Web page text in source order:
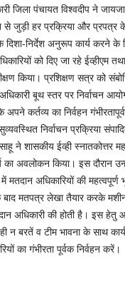
जिला पंचायत विश्वदीप ने
से जुड़ी हर प्रक्रिया और प्रपत्र
निर्देश अनुरूप कार्य करने के
को दिए जा रहे ईव्हीएम
किया। प्रशिक्षण सत्र को
बूथ स्तर पर निर्वाचन
कर्तव्य का निर्वहन
निर्वाचन प्रक्रिया
ने शासकीय ईव्ही स्नातकोत्तर
का अवलोकन किया। इस दौरान
अधिकारियों की महत्वपूर्ण
बाद मतपत्र लेखा तैयार करके
अधिकारी की होती है। इस हेतु
न बरतें व टीम भावना के साथ
का गंभीरता पूर्वक निर्वहन करें।